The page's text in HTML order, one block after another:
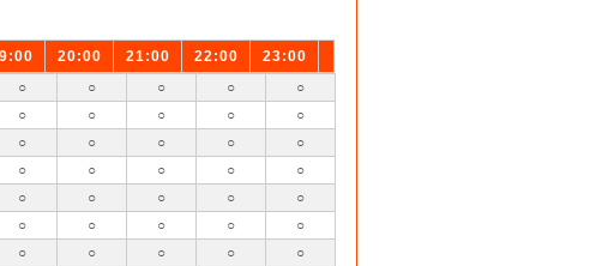
20:00 21:00 22:00
23:00
○ ○ ○ ○
○
○ ○ ○ ○
○
○ ○ ○ ○
○
○ ○ ○ ○
○
○ ○ ○ ○
○
○ ○ ○ ○
○
○ ○ ○ ○
○